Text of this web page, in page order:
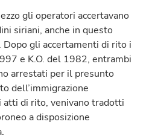
gli operatori accertavano
siriani, anche in questo
Dopo gli accertamenti di rito i
e K.O. del 1982, entrambi
arrestati per il presunto
dell’immigrazione
atti di rito, venivano tradotti
a disposizione